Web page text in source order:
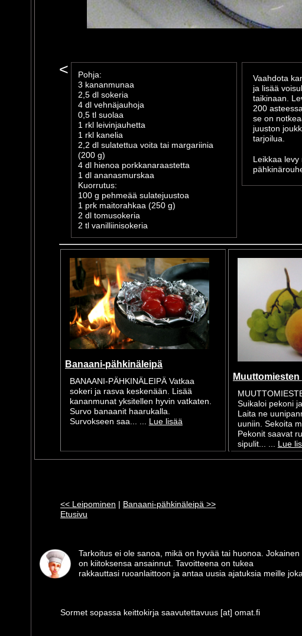
<
Pohja:
3 kananmunaa
2,5 dl sokeria
4 dl vehnäjauhoja
0,5 tl suolaa
1 rkl leivinjauhetta
1 rkl kanelia
2,2 dl sulatettua voita tai margariinia
(200 g)
4 dl hienoa porkkanaraastetta
1 dl ananasmurskaa
Kuorrutus:
100 g pehmeää sulatejuustoa
1 prk maitorahkaa (250 g)
2 dl tomusokeria
2 tl vanilliinisokeria
Vaahdota
ja lisää
taikinaan.
200
se on
juuston
tarjoilua.
Leikkaa
Banaani-pähkinäleipä
BANAANI-PÄHKINÄLEIPÄ Vatkaa
sokeri ja rasva keskenään. Lisää
kananmunat yksitellen hyvin vatkaten.
Survo banaanit haarukalla.
Survokseen saa... ... Lue lisää
Suikaloi pekoni
Laita ne
uuniin. Sekoita
Pekonit saavat
sipulit... ... Lue
<< Leipominen | Banaani-pähkinäleipä >>
Etusivu
Tarkoitus ei ole sanoa, mikä on hyvää tai huonoa. Jokainen
on kiitoksensa ansainnut. Tavoitteena on tukea
rakkauttasi ruoanlaittoon ja antaa uusia ajatuksia meille
Sormet sopassa keittokirja saavutettavuus [at] omat.fi